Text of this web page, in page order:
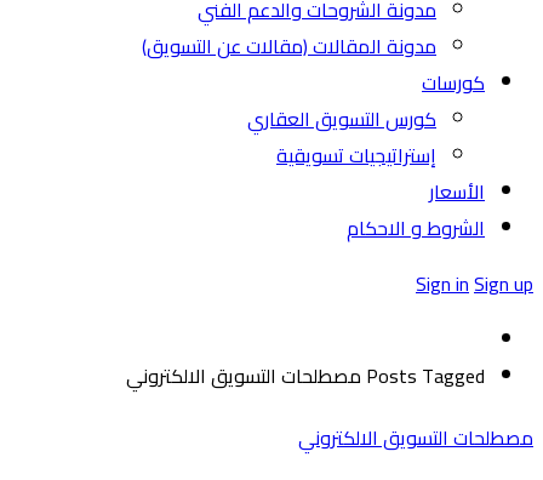
مدونة الشروحات والدعم الفني
مدونة المقالات (مقالات عن التسويق)
كورسات
كورس التسويق العقاري
إستراتيجيات تسويقية
الأسعار
الشروط و الاحكام
Sign inSign up
Posts Tagged مصطلحات التسويق الالكتروني
مصطلحات التسويق الالكتروني